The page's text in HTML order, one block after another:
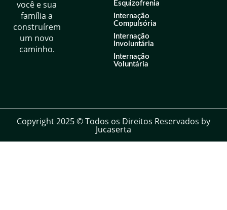
você e sua
família a
construírem
um novo
caminho.
Esquizofrenia
Internação
Compulsória
Internação
Involuntária
Internação
Voluntária
Copyright 2025 © Todos os Direitos Reservados by
Jucaserta